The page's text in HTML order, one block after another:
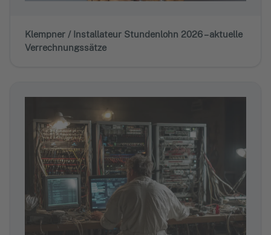
Klempner / Installateur Stundenlohn 2026 – aktuelle
Verrechnungssätze